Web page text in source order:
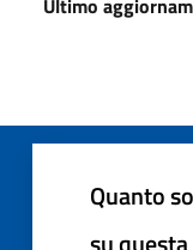
Quanto